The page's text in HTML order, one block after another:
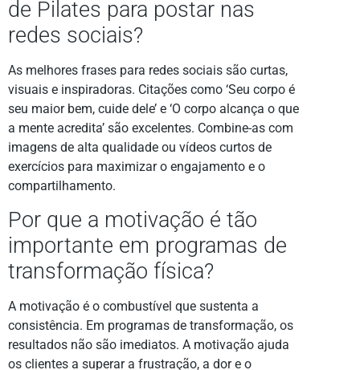
de Pilates para postar nas
redes sociais?
As melhores frases para redes sociais são curtas,
visuais e inspiradoras. Citações como ‘Seu corpo é
seu maior bem, cuide dele’ e ‘O corpo alcança o que
a mente acredita’ são excelentes. Combine-as com
imagens de alta qualidade ou vídeos curtos de
exercícios para maximizar o engajamento e o
compartilhamento.
Por que a motivação é tão
importante em programas de
transformação física?
A motivação é o combustível que sustenta a
consistência. Em programas de transformação, os
resultados não são imediatos. A motivação ajuda
os clientes a superar a frustração, a dor e o